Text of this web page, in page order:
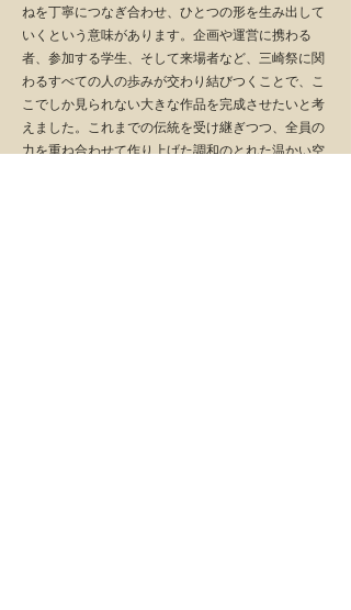
ねを丁寧につなぎ合わせ、ひとつの形を生み出して
いくという意味があります。企画や運営に携わる
者、参加する学生、そして来場者など、三崎祭に関
わるすべての人の歩みが交わり結びつくことで、こ
こでしか見られない大きな作品を完成させたいと考
えました。これまでの伝統を受け継ぎつつ、全員の
力を重ね合わせて作り上げた調和のとれた温かい空